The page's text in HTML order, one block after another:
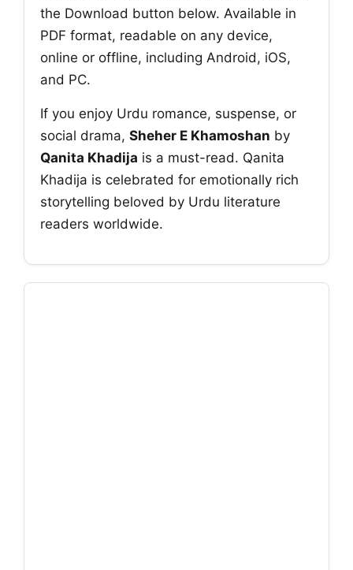
the Download button below. Available in
PDF format, readable on any device,
online or offline, including Android, iOS,
and PC.
If you enjoy Urdu romance, suspense, or
social drama, Sheher E Khamoshan by
Qanita Khadija is a must-read. Qanita
Khadija is celebrated for emotionally rich
storytelling beloved by Urdu literature
readers worldwide.